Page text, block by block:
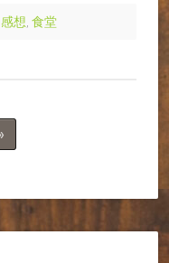
感想 食堂